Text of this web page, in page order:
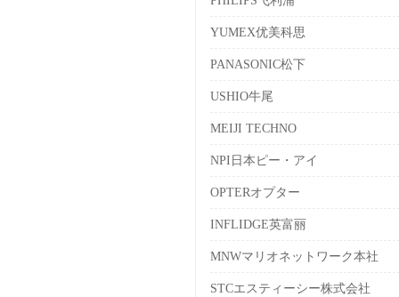
YUMEX优美科思
PANASONIC松下
USHIO牛尾
MEIJI TECHNO
NPI日本ピー・アイ
OPTERオプター
INFLIDGE英富丽
MNWマリオネットワーク本社
STCエスティーシー株式会社